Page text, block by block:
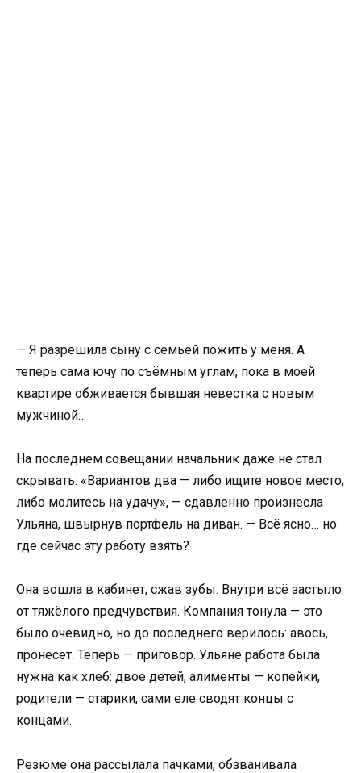
— Я разрешила сыну с семьёй пожить у меня. А
теперь сама ючу по съёмным углам, пока в моей
квартире обживается бывшая невестка с новым
мужчиной…
На последнем совещании начальник даже не стал
скрывать: «Вариантов два — либо ищите новое место,
либо молитесь на удачу», — сдавленно произнесла
Ульяна, швырнув портфель на диван. — Всё ясно… но
где сейчас эту работу взять?
Она вошла в кабинет, сжав зубы. Внутри всё застыло
от тяжёлого предчувствия. Компания тонула — это
было очевидно, но до последнего верилось: авось,
пронесёт. Теперь — приговор. Ульяне работа была
нужна как хлеб: двое детей, алименты — копейки,
родители — старики, сами еле сводят концы с
концами.
Резюме она рассылала пачками, обзванивала